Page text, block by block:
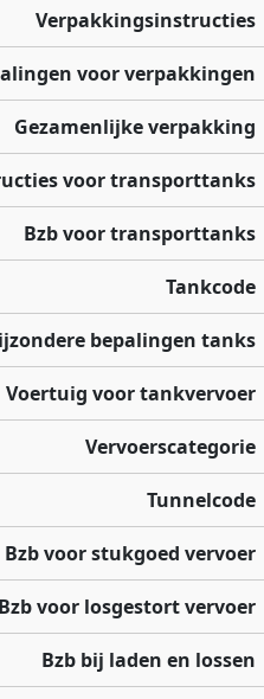
Verpakkingsinstructies
voor verpakkingen
Gezamenlijke verpakking
voor transporttanks
Bzb voor transporttanks
Tankcode
bepalingen tanks
Voertuig voor tankvervoer
Vervoerscategorie
Tunnelcode
Bzb voor stukgoed vervoer
voor losgestort vervoer
Bzb bij laden en lossen